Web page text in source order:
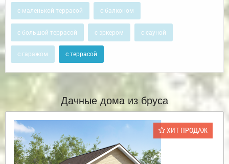
с маленькой террасой с балконом
с большой террасой с эркером с сауной
с гаражом с террасой
Дачные дома из бруса
ХИТ ПРОДАЖ